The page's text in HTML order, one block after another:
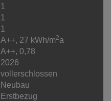
1
1
1
A++, 27 kWh/m2a
A++, 0,78
2026
vollerschlossen
Neubau
Erstbezug